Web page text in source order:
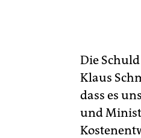
Die
Klaus
dass es
und